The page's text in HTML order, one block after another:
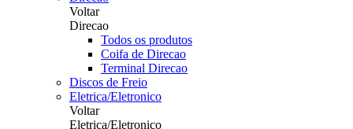
Voltar
Direcao
Todos os produtos
Coifa de Direcao
Terminal Direcao
Discos de Freio
Eletrica/Eletronico
Voltar
Eletrica/Eletronico